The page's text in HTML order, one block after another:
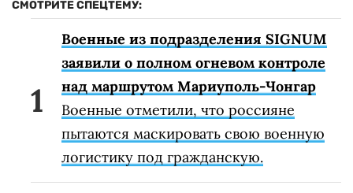
СМОТРИТЕ СПЕЦТЕМУ:
Военные из подразделения SIGNUM
заявили о полном огневом контроле
над маршрутом Мариуполь-Чонгар
Военные отметили, что россияне
пытаются маскировать свою военную
логистику под гражданскую.